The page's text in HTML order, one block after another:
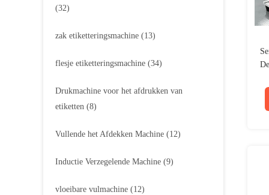
(32)
zak etiketteringsmachine (13)
flesje etiketteringsmachine (34)
Drukmachine voor het afdrukken van
etiketten (8)
Vullende het Afdekken Machine (12)
Inductie Verzegelende Machine (9)
vloeibare vulmachine (12)